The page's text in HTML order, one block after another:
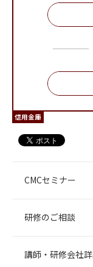
信用金庫
CMCセミナー
研修のご相談
講師・研修会社